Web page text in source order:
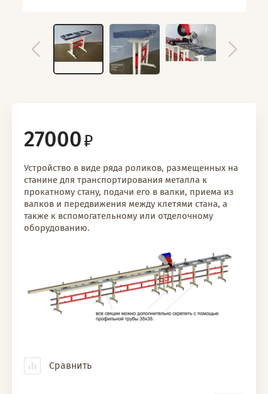
27000
Устройство в виде ряда роликов, размещенных на
станине для транспортирования металла к
прокатному стану, подачи его в валки, приема из
валков и передвижения между клетями стана, а
также к вспомогательному или отделочному
оборудованию.
Сравнить